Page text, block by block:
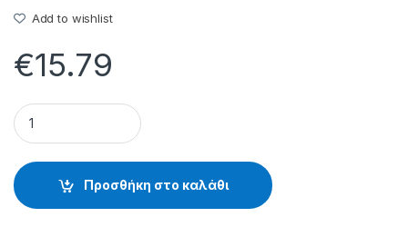
Add to wishlist
€15.79
ΜΑΣΚΑ SOL - 32.37.15.020 quantity
Προσθήκη στο καλάθι